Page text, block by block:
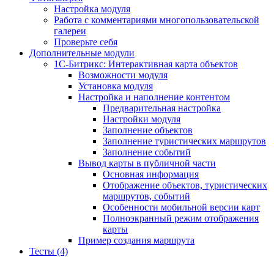
Настройка модуля
Работа с комментариями многопользовательской
галереи
Проверьте себя
Дополнительные модули
1С-Битрикс: Интерактивная карта объектов
Возможности модуля
Установка модуля
Настройка и наполнение контентом
Предварительная настройка
Настройки модуля
Заполнение объектов
Заполнение туристических маршрутов
Заполнение событий
Вывод карты в публичной части
Основная информация
Отображение объектов, туристических
маршрутов, событий
Особенности мобильной версии карт
Полноэкранный режим отображения
карты
Пример создания маршрута
Тесты (4)